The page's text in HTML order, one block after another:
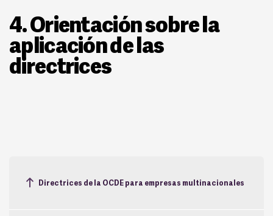
4. Orientación sobre la
aplicación de las
directrices
Directrices de la OCDE para empresas multinacionales